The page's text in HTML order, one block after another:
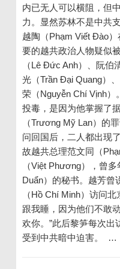
内已无人可以横阻，但
力。显然苏林不是中共
越陶（Phạm Viết Đào
要的越共政治人物疑似
（Lê Đức Anh）、阮伯
光（Trần Đại Quang）
荣（Nguyễn Chí Vịnh）
投毒，是因为他掌握了
（Trương Mỹ Lan）的
问回国后，二人都出现
故越共总理范文同（
（Việt Phương），曾
Duẩn）的秘书。越芳曾
（Hồ Chí Minh）访问
跟我睡，因为他们不敢
欢你。”此后黎笋每次出
受到中共暗中迫害。 …